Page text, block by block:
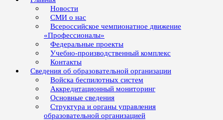
Новости
СМИ о нас
Всероссийское чемпионатное движение
«Профессионалы»
Федеральные проекты
Учебно-производственный комплекс
Контакты
Сведения об образовательной организации
Войска беспилотных систем
Аккредитационный мониторинг
Основные сведения
Структура и органы управления
образовательной организацией